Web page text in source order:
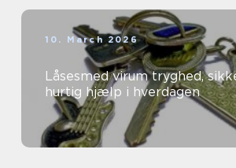
10. March 2026
Låsesmed virum tryghed, sikkerhed og
hurtig hjælp i hverdagen